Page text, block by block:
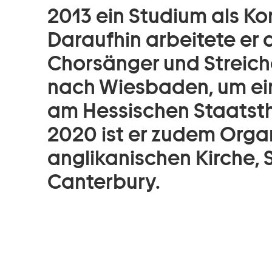
2013 ein Studium als
Daraufhin arbeitete er
Chorsänger und
nach Wiesbaden, um
am Hessischen
2020 ist er zudem
anglikanischen Kirche,
Canterbury.